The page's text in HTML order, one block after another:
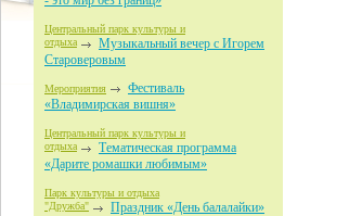
Центральный парк культуры и
отдыха
Музыкальный вечер с Игорем
Староверовым
Мероприятия
Фестиваль
«Владимирская вишня»
Центральный парк культуры и
отдыха
Тематическая программа
«Дарите ромашки любимым»
Парк культуры и отдыха
"Дружба" Праздник «День балалайки»